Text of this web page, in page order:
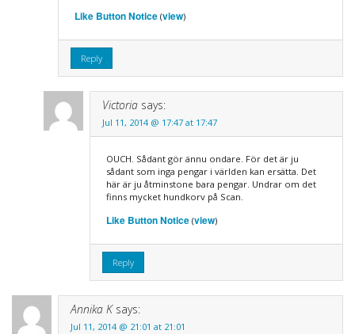
Like Button Notice(view)
Reply
Victoria says:
Jul 11, 2014 @ 17:47 at 17:47
OUCH. Sådant gör ännu ondare. För det är ju
sådant som inga pengar i världen kan ersätta. Det
här är ju åtminstone bara pengar. Undrar om det
finns mycket hundkorv på Scan.
Like Button Notice(view)
Reply
Annika K says:
Jul 11, 2014 @ 21:01 at 21:01